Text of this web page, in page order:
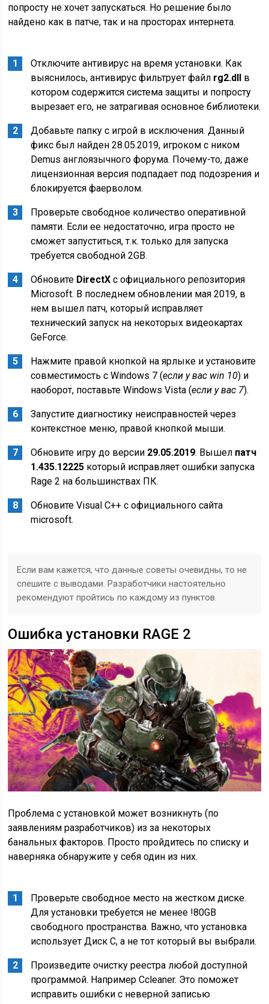
попросту не хочет запускаться. Но решение было
найдено как в патче, так и на просторах интернета.
Отключите антивирус на время установки. Как
выяснилось, антивирус фильтрует файл rg2.dll
в
котором содержится система защиты и попросту
вырезает его, не затрагивая основное библиотеки.
Добавьте папку с игрой в исключения. Данный
фикс был найден 28.05.2019, игроком с ником
Demus англоязычного форума. Почему-то, даже
лицензионная версия подпадает под подозрения и
блокируется фаерволом.
Проверьте свободное количество оперативной
памяти. Если ее недостаточно, игра просто не
сможет запуститься, т.к. только для запуска
требуется свободной 2GB.
Обновите DirectX с официального репозитория
Microsoft. В последнем обновлении мая 2019, в
нем вышел патч, который исправляет
технический запуск на некоторых видеокартах
GeForce.
Нажмите правой кнопкой на ярлыке и установите
совместимость с Windows 7 (если у вас win 10) и
наоборот, поставьте Windows Vista (если у вас 7).
Запустите диагностику неисправностей через
контекстное меню, правой кнопкой мыши.
Обновите игру до версии 29.05.2019. Вышел патч
1.435.12225 который исправляет ошибки запуска
Rage 2 на большинствах ПК.
Обновите Visual C++ с официального сайта
microsoft.
Если вам кажется, что данные советы очевидны, то не
спешите с выводами. Разработчики настоятельно
рекомендуют пройтись по каждому из пунктов.
Ошибка установки RAGE 2
Проблема с установкой может возникнуть (по
заявлениям разработчиков) из за некоторых
банальных факторов. Просто пройдитесь по списку и
наверняка обнаружите у себя один из них.
Проверьте свободное место на жестком диске.
Для установки требуется не менее !80GB
свободного пространства. Важно, что установка
использует Диск С, а не тот который вы выбрали.
Произведите очистку реестра любой доступной
программой. Например Ccleaner. Это поможет
исправить ошибки с неверной записью